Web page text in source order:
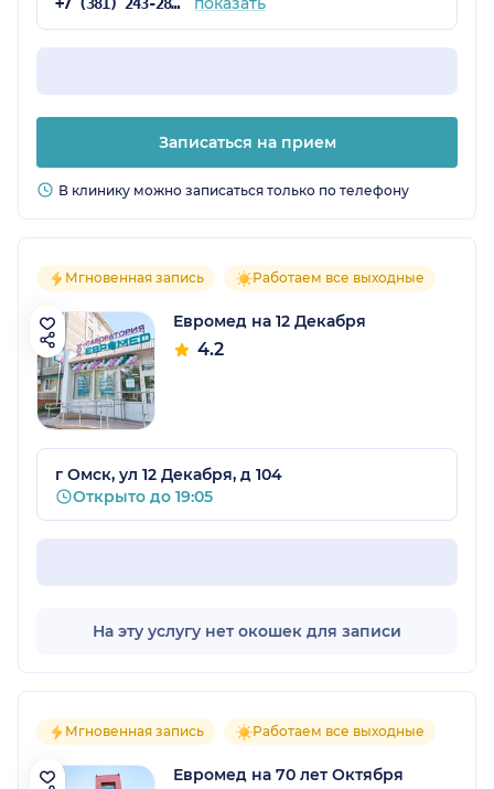
+7 (381) 243-28-69
Записаться на прием
В клинику можно записаться только по телефону
Мгновенная запись Работаем все выходные
Евромед на 12 Декабря
4.2
г Омск, ул 12 Декабря, д 104
Открыто до 19:05
На эту услугу нет окошек для записи
Мгновенная запись Работаем все выходные
Евромед на 70 лет Октября